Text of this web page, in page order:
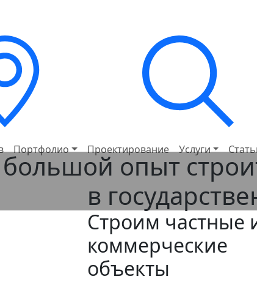
Портфолио Проектирование Услуги
опыт
в
Строим частные
коммерческие
объекты